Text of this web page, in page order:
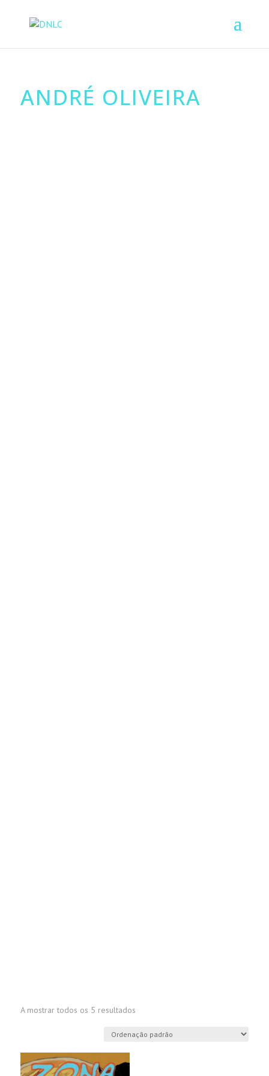
ANDRÉ OLIVEIRA
A mostrar todos os 5 resultados